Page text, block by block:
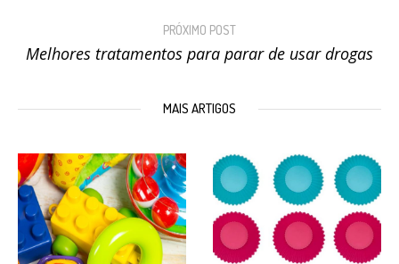
PRÓXIMO POST
Melhores tratamentos para parar de usar drogas
MAIS ARTIGOS